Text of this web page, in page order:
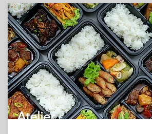
Atelier